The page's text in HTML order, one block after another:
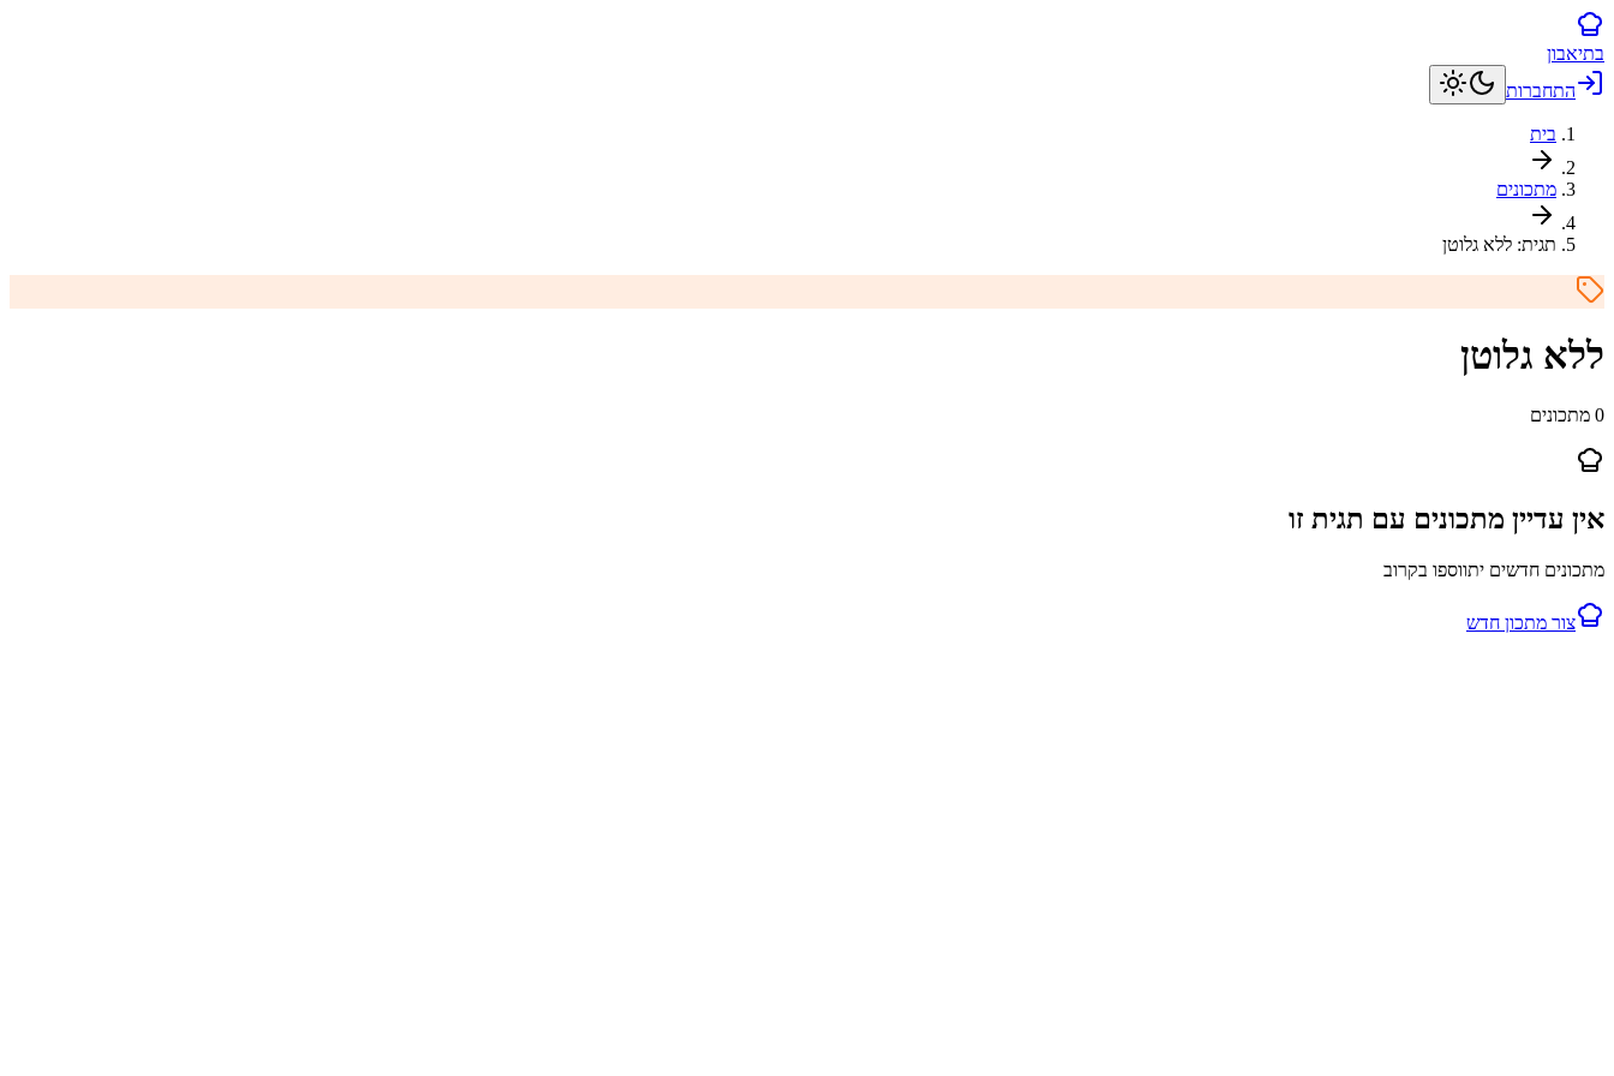
בתיאבון
התחברות
בית
מתכונים
תגית: ללא גלוטן
ללא גלוטן
0 מתכונים
אין עדיין מתכונים עם תגית זו
מתכונים חדשים יתווספו בקרוב
צור מתכון חדש